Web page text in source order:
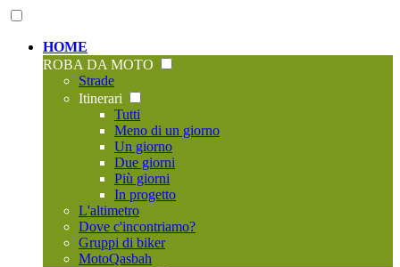
HOME
ROBA DA MOTO
Strade
Itinerari
Tutti
Meno di un giorno
Un giorno
Due giorni
Più giorni
In progetto
L'altimetro
Dove c'incontriamo?
Gruppi di biker
MotoQasbah